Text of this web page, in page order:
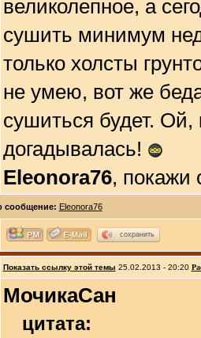
великолепное, а
сушить минимум
только холсты
не умею, вот же
сушиться будет. Ой,
догадывалась!
Eleonora76, покажи
сообщение: Eleonora76
сохранить
Показать ссылку этой темы 25.02.2013 - 20:20
МочикаСан
цитата: